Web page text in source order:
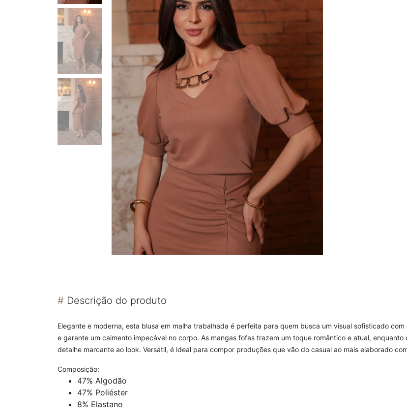
# Descrição do produto
Elegante e moderna, esta blusa em malha trabalhada é perfeita para quem busca um visual sofisticado
e garante um caimento impecável no corpo. As mangas fofas trazem um toque romântico e atual,
detalhe marcante ao look. Versátil, é ideal para compor produções que vão do casual ao mais elaborado
Composição:
47% Algodão
47% Poliéster
8% Elastano